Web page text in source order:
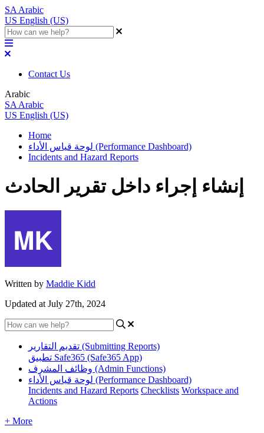
SA Arabic
US English (US)
Contact Us
Arabic
SA Arabic
US English (US)
Home
لوحة قياس الأداء (Performance Dashboard)
Incidents and Hazard Reports
إنشاء إجراء داخل تقرير الحادث
Written by Maddie Kidd
Updated at July 27th, 2024
تقديم التقارير (Submitting Reports)
تطبيق Safe365 (Safe365 App)
وظائف المشرف (Admin Functions)
لوحة قياس الأداء (Performance Dashboard)
Incidents and Hazard Reports Checklists Workspace and
Actions
+ More